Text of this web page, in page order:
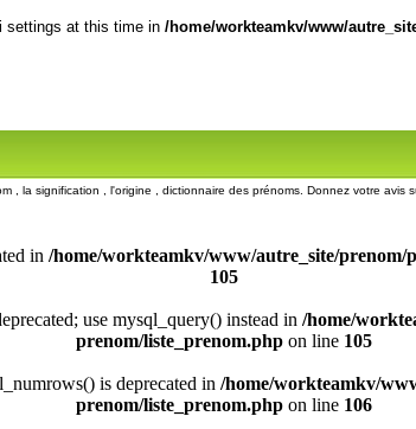
settings at this time in /home/workteamkv/www/
, la signification , l'origine , dictionnaire des prénoms. Donnez votre avis
in /home/workteamkv/www/autre_site/prenom/
105
use mysql_query() instead in /home/
prenom/liste_prenom.php on line 105
is deprecated in /home/workteamkv/
prenom/liste_prenom.php on line 106